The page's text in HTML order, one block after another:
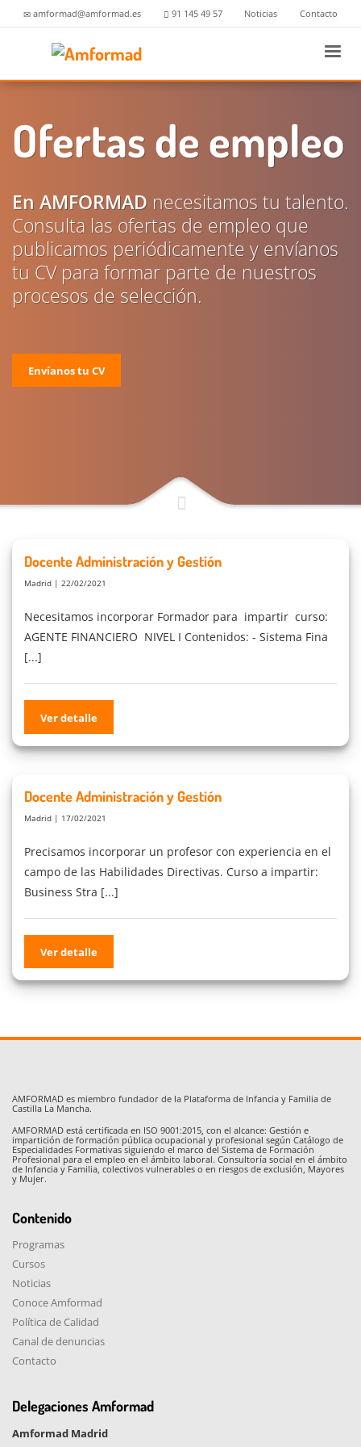
amformad@amformad.es 91 145 49 57 Noticias Contacto
Ofertas de empleo
En AMFORMAD necesitamos tu talento.
Consulta las ofertas de empleo que
publicamos periódicamente y envíanos
tu CV para formar parte de nuestros
procesos de selección.
Envíanos tu CV
Docente Administración y Gestión
Madrid | 22/02/2021
Necesitamos incorporar Formador para impartir curso:
AGENTE FINANCIERO NIVEL I Contenidos: - Sistema Fina
[...]
Ver detalle
Docente Administración y Gestión
Madrid | 17/02/2021
Precisamos incorporar un profesor con experiencia en el
campo de las Habilidades Directivas. Curso a impartir:
Business Stra [...]
Ver detalle
AMFORMAD es miembro fundador de la Plataforma de Infancia y Familia de
Castilla La Mancha.
AMFORMAD está certificada en ISO 9001:2015, con el alcance: Gestión e
impartición de formación pública ocupacional y profesional según Catálogo de
Especialidades Formativas siguiendo el marco del Sistema de Formación
Profesional para el empleo en el ámbito laboral. Consultoría social en el ámbito
de Infancia y Familia, colectivos vulnerables o en riesgos de exclusión, Mayores
y Mujer.
Contenido
Programas
Cursos
Noticias
Conoce Amformad
Política de Calidad
Canal de denuncias
Contacto
Delegaciones Amformad
Amformad Madrid